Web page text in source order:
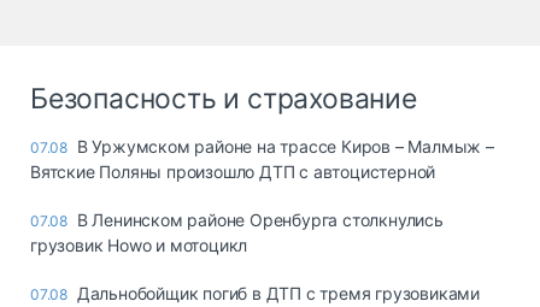
Безопасность и страхование
07.08 В Уржумском районе на трассе Киров – Малмыж –
Вятские Поляны произошло ДТП с автоцистерной
07.08 В Ленинском районе Оренбурга столкнулись
грузовик Howo и мотоцикл
07.08 Дальнобойщик погиб в ДТП с тремя грузовиками